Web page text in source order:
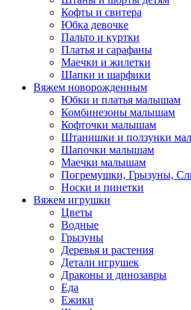
Кофты и свитера
Юбка девочке
Пальто и куртки
Платья и сарафаны
Маечки и жилетки
Шапки и шарфики
Вяжем новорожденным
Юбки и платья малышам
Комбинезоны малышам
Кофточки малышам
Штанишки и ползунки
Шапочки малышам
Маечки малышам
Погремушки, Грызуны,
Носки и пинетки
Вяжем игрушки
Цветы
Водные
Грызуны
Деревья и растения
Детали игрушек
Драконы и динозавры
Еда
Ежики